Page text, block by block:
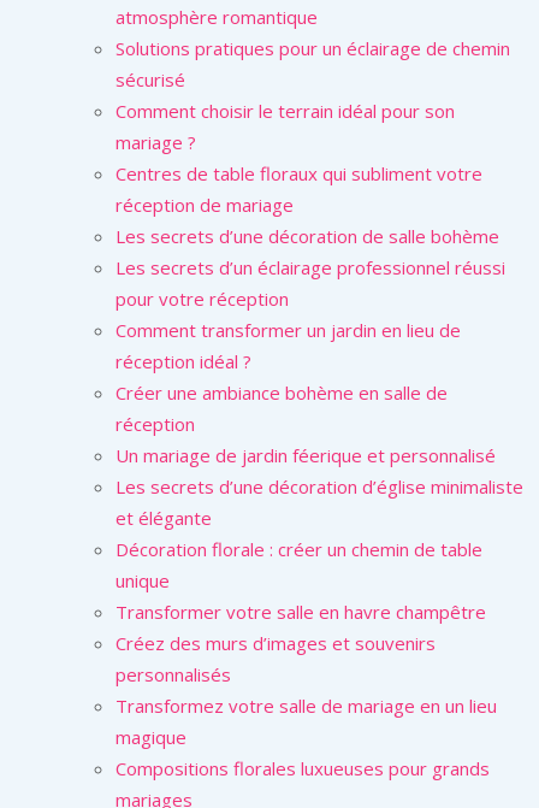
atmosphère romantique
Solutions pratiques pour un éclairage de chemin
sécurisé
Comment choisir le terrain idéal pour son
mariage ?
Centres de table floraux qui subliment votre
réception de mariage
Les secrets d’une décoration de salle bohème
Les secrets d’un éclairage professionnel réussi
pour votre réception
Comment transformer un jardin en lieu de
réception idéal ?
Créer une ambiance bohème en salle de
réception
Un mariage de jardin féerique et personnalisé
Les secrets d’une décoration d’église minimaliste
et élégante
Décoration florale : créer un chemin de table
unique
Transformer votre salle en havre champêtre
Créez des murs d’images et souvenirs
personnalisés
Transformez votre salle de mariage en un lieu
magique
Compositions florales luxueuses pour grands
mariages